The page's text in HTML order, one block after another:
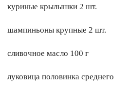
куриные крылышки 2 шт.
шампиньоны крупные 2 шт.
сливочное масло 100 г
луковица половинка среднего